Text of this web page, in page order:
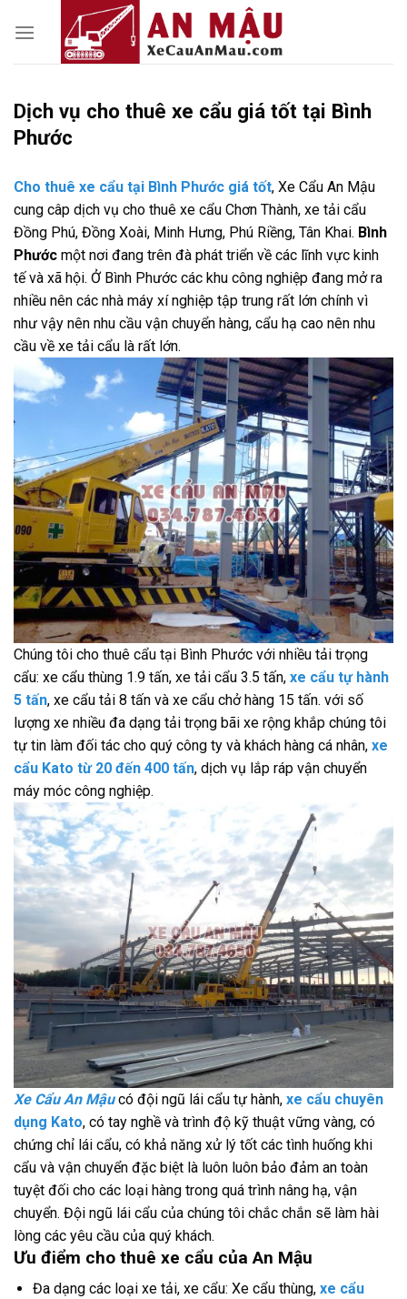
Dịch vụ cho thuê xe cẩu giá tốt tại Bình
Phước
Cho thuê xe cẩu tại Bình Phước giá tốt, Xe Cẩu An Mậu
cung câp dịch vụ cho thuê xe cẩu Chơn Thành, xe tải cẩu
Đồng Phú, Đồng Xoài, Minh Hưng, Phú Riềng, Tân Khai. Bình
Phước một nơi đang trên đà phát triển về các lĩnh vực kinh
tế và xã hội. Ở Bình Phước các khu công nghiệp đang mở ra
nhiều nên các nhà máy xí nghiệp tập trung rất lớn chính vì
như vậy nên nhu cầu vận chuyển hàng, cẩu hạ cao nên nhu
cầu về xe tải cẩu là rất lớn.
Chúng tôi cho thuê cẩu tại Bình Phước với nhiều tải trọng
cẩu: xe cẩu thùng 1.9 tấn, xe tải cẩu 3.5 tấn, xe cẩu tự hành
5 tấn, xe cẩu tải 8 tấn và xe cẩu chở hàng 15 tấn. với số
lượng xe nhiều đa dạng tải trọng bãi xe rộng khắp chúng tôi
tự tin làm đối tác cho quý công ty và khách hàng cá nhân, xe
cẩu Kato từ 20 đến 400 tấn, dịch vụ lắp ráp vận chuyển
máy móc công nghiệp.
Xe Cẩu An Mậucó đội ngũ lái cẩu tự hành, xe cẩu chuyên
dụng Kato, có tay nghề và trình độ kỹ thuật vững vàng, có
chứng chỉ lái cẩu, có khả năng xử lý tốt các tình huống khi
cẩu và vận chuyển đặc biệt là luôn luôn bảo đảm an toàn
tuyệt đối cho các loại hàng trong quá trình nâng hạ, vận
chuyển. Đội ngũ lái cẩu của chúng tôi chắc chắn sẽ làm hài
lòng các yêu cầu của quý khách.
Ưu điểm cho thuê xe cẩu của An Mậu
Đa dạng các loại xe tải, xe cẩu: Xe cẩu thùng, xe cẩu